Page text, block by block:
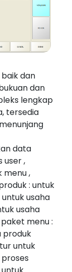
dan
dan
lengkap
tersedia
data
user ,
menu ,
: untuk
usaha
usaha
menu :
produk
untuk